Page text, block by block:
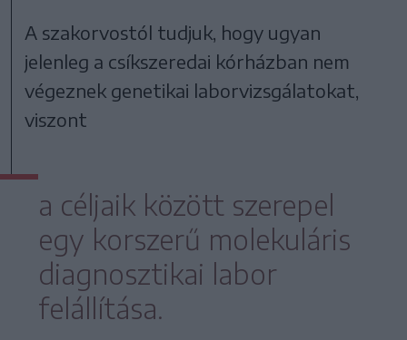
A szakorvostól tudjuk, hogy ugyan
jelenleg a csíkszeredai kórházban nem
végeznek genetikai laborvizsgálatokat,
viszont
a céljaik között szerepel
egy korszerű molekuláris
diagnosztikai labor
felállítása.